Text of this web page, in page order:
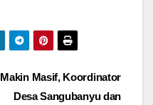
Makin Masif, Koordinator
Desa Sangubanyu dan